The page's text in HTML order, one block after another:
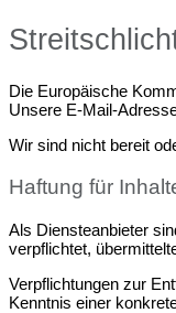
Die Europäische
Unsere E-Mail-
Wir sind nicht bereit
Haftung für
Als Diensteanbieter
verpflichtet,
Verpflichtungen zur
Kenntnis einer